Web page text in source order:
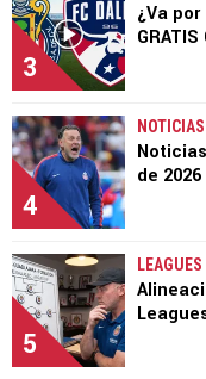
3
¿Va por
4
NOTICIAS
de 2026
5